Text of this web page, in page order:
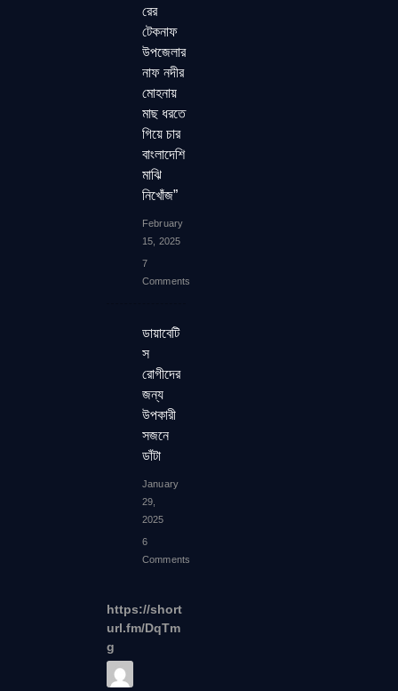
রের
টেকনাফ
উপজেলার
নাফ নদীর
মোহনায়
মাছ ধরতে
গিয়ে চার
বাংলাদেশি
মাঝি
নিখোঁজ”
February
15, 2025
7
Comments
ডায়াবেটি
স
রোগীদের
জন্য
উপকারী
সজনে
ডাঁটা
January
29,
2025
6
Comments
https://short
url.fm/DqTm
g